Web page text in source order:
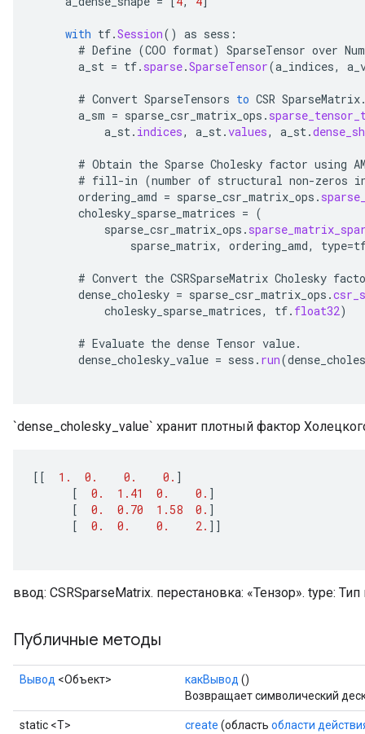
with tf.Session() as sess :
# Define (COO format) SparseTensor over
a_st = tf. sparse.SparseTensor(a_indices,
# Convert SparseTensors to CSR SparseMatrix
a_sm = sparse_csr_matrix_ops .
a_st. indices, a_st.values, a_st.
# Obtain the Sparse Cholesky factor using
# fill-in (number of structural non-zeros
ordering_amd = sparse_csr_matrix_ops .
cholesky_sparse_matrices = (
sparse_csr_matrix_ops .
sparse_matrix, ordering_amd, type=
# Convert the CSRSparseMatrix Cholesky
dense_cholesky = sparse_csr_matrix_ops .
cholesky_sparse_matrices, tf. float32)
# Evaluate the dense Tensor value.
dense_cholesky_value = sess . run(
`dense_cholesky_value` хранит плотный фактор
[[ 1. 0. 0. 0. ]
[
0. 1.41 0. 0. ]
[
0. 0.70 1.58 0. ]
[
0. 0. 0. 2. ]]
ввод: CSRSparseMatrix. перестановка: «Тензор». type: Тип
Публичные методы
Вывод <Объект> какВывод ()
Возвращает символический
static <T>
create (область области